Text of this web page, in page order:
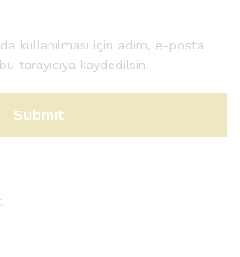
kullanılması için adım, e-posta
tarayıcıya kaydedilsin.